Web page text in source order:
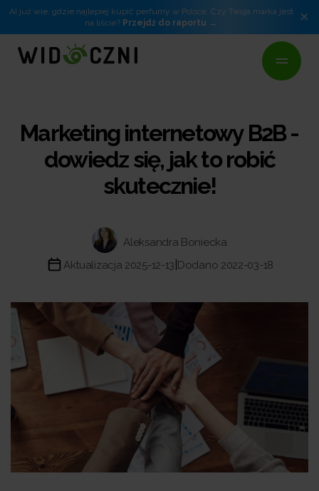
AI już wie, gdzie najlepiej kupić perfumy w Polsce. Czy Twoja marka jest
na liście? Przejdź do raportu ×
Marketing internetowy B2B -
dowiedz się, jak to robić
skutecznie!
Aleksandra Boniecka
Aktualizacja 2025-12-13 Dodano 2022-03-18